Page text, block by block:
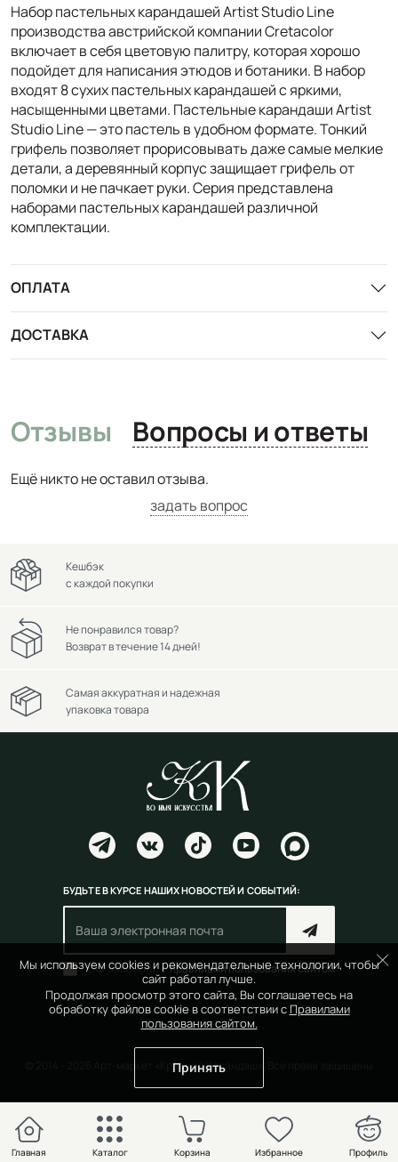
Набор пастельных карандашей Artist Studio Line
производства австрийской компании Сretacolor
включает в себя цветовую палитру, которая хорошо
подойдет для написания этюдов и ботаники. В набор
входят 8 сухих пастельных карандашей с яркими,
насыщенными цветами. Пастельные карандаши Artist
Studio Line — это пастель в удобном формате. Тонкий
грифель позволяет прорисовывать даже самые мелкие
детали, а деревянный корпус защищает грифель от
поломки и не пачкает руки. Серия представлена
наборами пастельных карандашей различной
комплектации.
ОПЛАТА
ДОСТАВКА
Отзывы Вопросы и ответы
Ещё никто не оставил отзыва.
задать вопрос
Мы используем cookies и рекомендательные технологии, чтобы
сайт работал лучше.
Продолжая просмотр этого сайта, Вы соглашаетесь на
обработку файлов cookie в соответствии с Правилами
пользования сайтом.
Принять
Кешбэк
с каждой покупки
Не понравился товар?
Возврат в течение 14 дней!
Самая аккуратная и надежная
упаковка товара
БУДЬТЕ В КУРСЕ НАШИХ НОВОСТЕЙ И СОБЫТИЙ:
Согласен(на) справилами пользования сайтом
© 2014 - 2026 Арт-маркет «Красный Карандаш». Все права защищены
Главная Каталог Избранное Профиль
Корзина